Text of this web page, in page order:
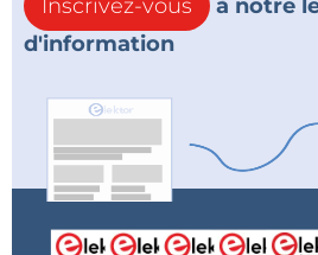
Inscrivez-vous
à notre
d'information